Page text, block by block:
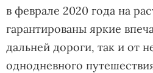
в феврале 2020 года на
гарантированы яркие
дальней дороги, так и от
однодневного